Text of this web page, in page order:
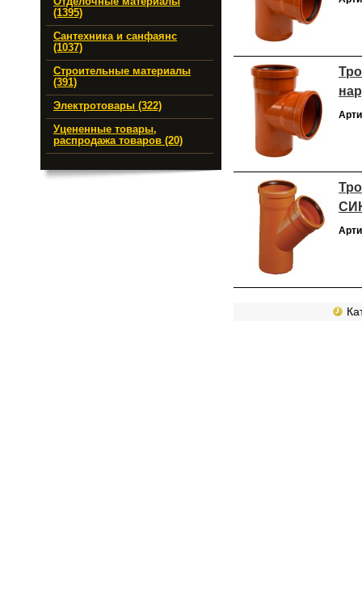
(1395)
Сантехника и санфаянс
(1037)
Строительные материалы
(391)
Электротовары (322)
Уцененные товары,
распродажа товаров (20)